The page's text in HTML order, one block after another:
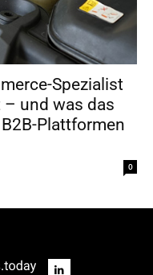
Spezialist
und was das
Plattformen
0